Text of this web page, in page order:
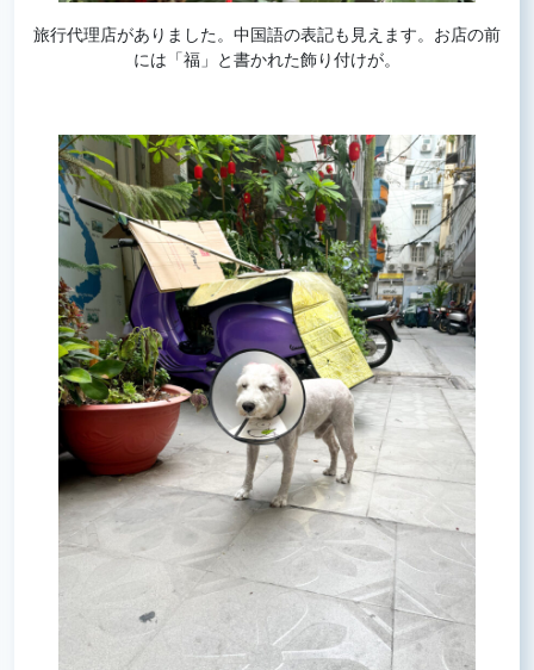
旅行代理店がありました。中国語の表記も見えます。お店の前
には「福」と書かれた飾り付けが。